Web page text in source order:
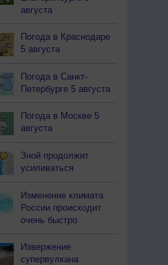
августа
Погода в Краснодаре
5 августа
Погода в Санкт-
Петербурге 5 августа
Погода в Москве 5
августа
Зной продолжит
усиливаться
Изменение климата
России происходит
очень быстро
Извержение
супервулкана